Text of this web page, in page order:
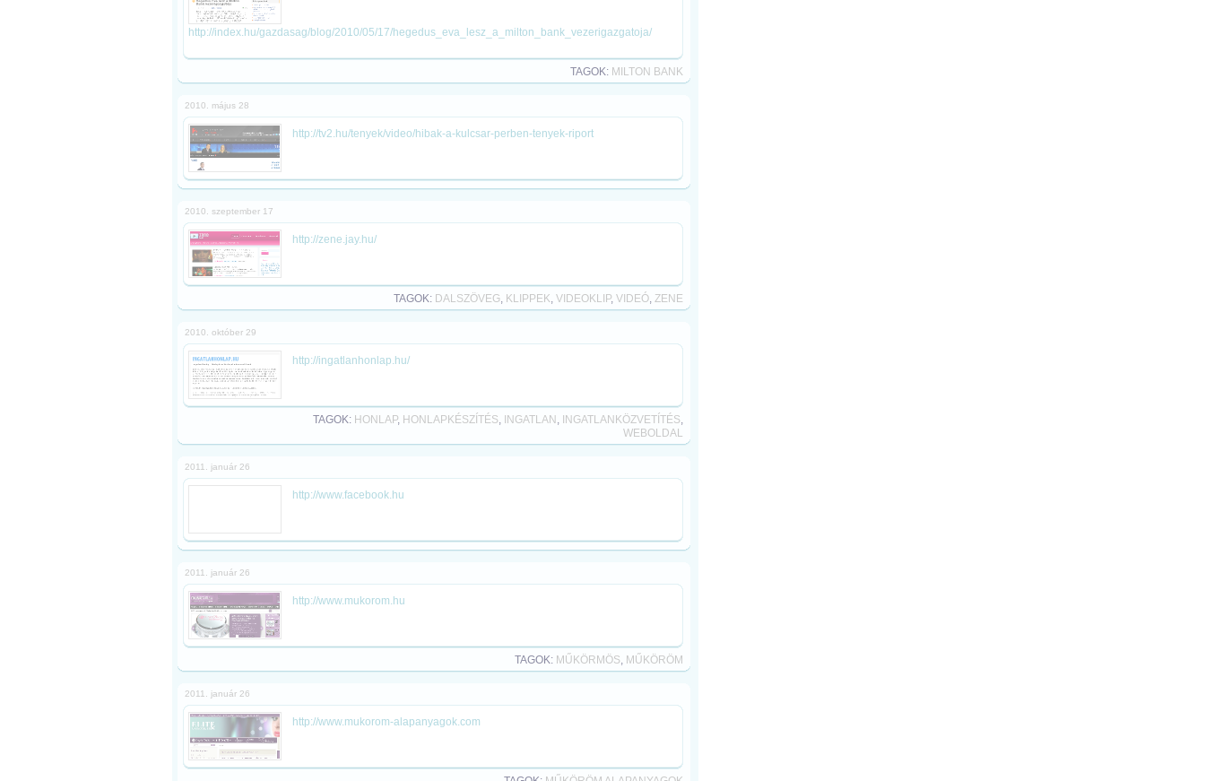
http://index.hu/gazdasag/blog/2010/05/17/hegedus_eva_lesz_a_milton_bank_vezerigazgatoja/
TAGOK: MILTON BANK
2010. május 28
http://tv2.hu/tenyek/video/hibak-a-kulcsar-perben-tenyek-riport
2010. szeptember 17
http://zene.jay.hu/
TAGOK: DALSZÖVEG, KLIPPEK, VIDEOKLIP, VIDEÓ, ZENE
2010. október 29
http://ingatlanhonlap.hu/
TAGOK: HONLAP, HONLAPKÉSZÍTÉS, INGATLAN , INGATLANKÖZVETÍTÉS,
WEBOLDAL
2011. január 26
http://www.facebook.hu
2011. január 26
http://www.mukorom.hu
TAGOK: MŰKÖRMÖS, MŰKÖRÖM
2011. január 26
http://www.mukorom-alapanyagok.com